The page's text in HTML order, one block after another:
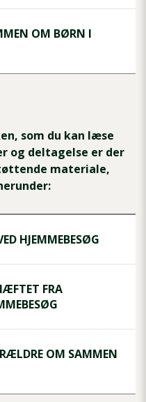
OM BØRN I
som du kan læse
og deltagelse er der
materiale,
HJEMMEBESØG
FRA
OM SAMMEN